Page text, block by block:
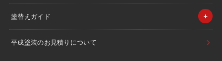
塗替えガイド
平成塗装のお見積りについて